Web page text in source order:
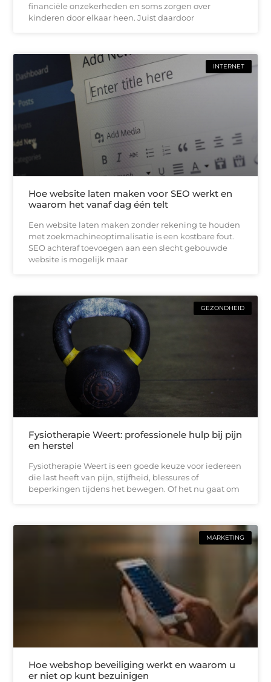
financiële onzekerheden en soms zorgen over
kinderen door elkaar heen. Juist daardoor
INTERNET
Hoe website laten maken voor SEO werkt en
waarom het vanaf dag één telt
Een website laten maken zonder rekening te houden
met zoekmachineoptimalisatie is een kostbare fout.
SEO achteraf toevoegen aan een slecht gebouwde
website is mogelijk maar
GEZONDHEID
Fysiotherapie Weert: professionele hulp bij pijn
en herstel
Fysiotherapie Weert is een goede keuze voor iedereen
die last heeft van pijn, stijfheid, blessures of
beperkingen tijdens het bewegen. Of het nu gaat om
MARKETING
Hoe webshop beveiliging werkt en waarom u
er niet op kunt bezuinigen